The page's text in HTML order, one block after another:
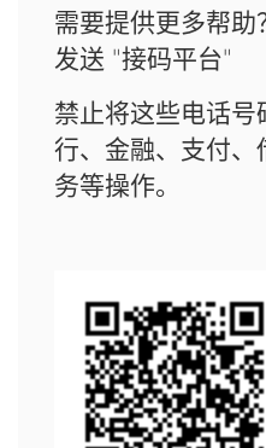
需要提供更多帮
发送 "接码平台"
禁止将这些电话
行、金融、支付、
务等操作。